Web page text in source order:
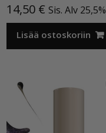
14,50 € Sis. Alv 25,5%
Lisää ostoskoriin